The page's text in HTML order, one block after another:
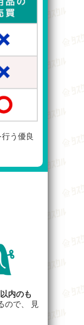
う優良
内のも
ので、 見